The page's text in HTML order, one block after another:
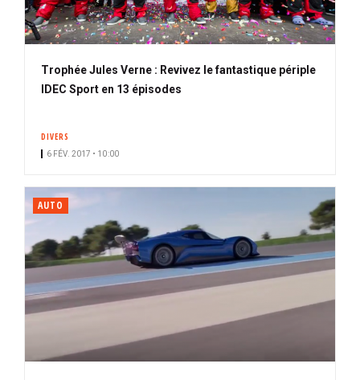
Trophée Jules Verne : Revivez le fantastique périple
IDEC Sport en 13 épisodes
DIVERS
6 FÉV. 2017 • 10:00
AUTO